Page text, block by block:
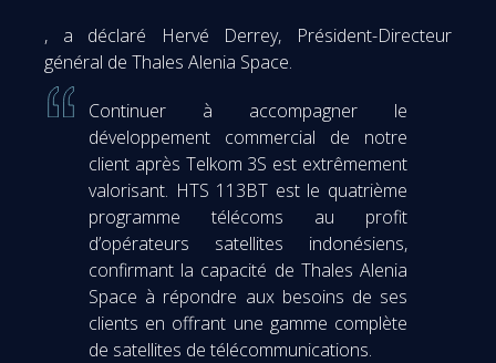
, a déclaré Hervé Derrey, Président-Directeur
général de Thales Alenia Space.
Continuer à accompagner le
développement commercial de notre
client après Telkom 3S est extrêmement
valorisant. HTS 113BT est le quatrième
programme télécoms au profit
d’opérateurs satellites indonésiens,
confirmant la capacité de Thales Alenia
Space à répondre aux besoins de ses
clients en offrant une gamme complète
de satellites de télécommunications.